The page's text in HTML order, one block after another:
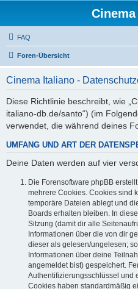
FAQ
Foren-Übersicht
Cinema Italiano -
Diese Richtlinie beschreibt, wie
italiano-db.de/santo“) (im
verwendet, die während deines
UMFANG UND ART DER
Deine Daten werden auf vier
Die Forensoftware phpBB
mehrere Cookies. Cookies sind
temporäre Dateien ablegt und
Boards erhalten bleiben. In
Sitzung (damit dir alle
Informationen über die von dir
dieser als gelesen/ungelesen;
Informationen über deine
angemeldet bist) gespeichert.
Authentifizierungsschlüssel und
Cookies haben standardmäßig